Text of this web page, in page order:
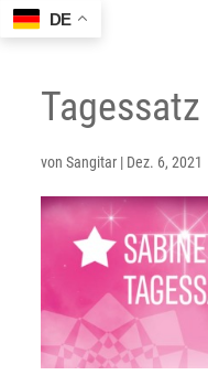
vonSangitar | Dez. 6, 2021
DE